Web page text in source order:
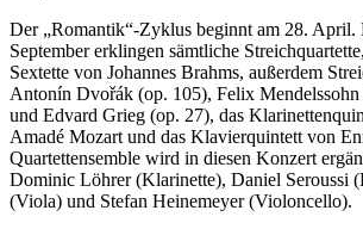
Der „Romantik“-Zyklus beginnt am 28. April.
September erklingen sämtliche
Sextette von Johannes Brahms, außerdem
Antonín Dvořák (op. 105), Felix
und Edvard Grieg (op. 27), das
Amadé Mozart und das Klavierquintett von
Quartettensemble wird in diesen Konzert
Dominic Löhrer (Klarinette), Daniel Seroussi
(Viola) und Stefan Heinemeyer (Violoncello).